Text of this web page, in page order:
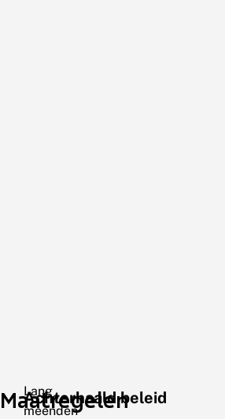
Maatregelen
Lang
meenden
Achterhaald beleid